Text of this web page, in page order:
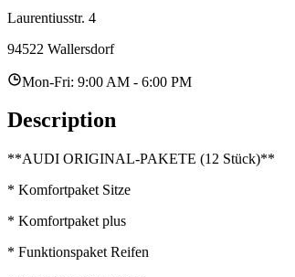
Laurentiusstr. 4
94522 Wallersdorf
Mon-Fri: 9:00 AM - 6:00 PM
Description
**AUDI ORIGINAL-PAKETE (12 Stück)**
* Komfortpaket Sitze
* Komfortpaket plus
* Funktionspaket Reifen